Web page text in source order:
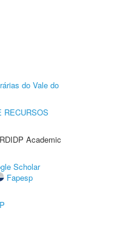
do Vale do
RECURSOS
Academic
Scholar
Fapesp